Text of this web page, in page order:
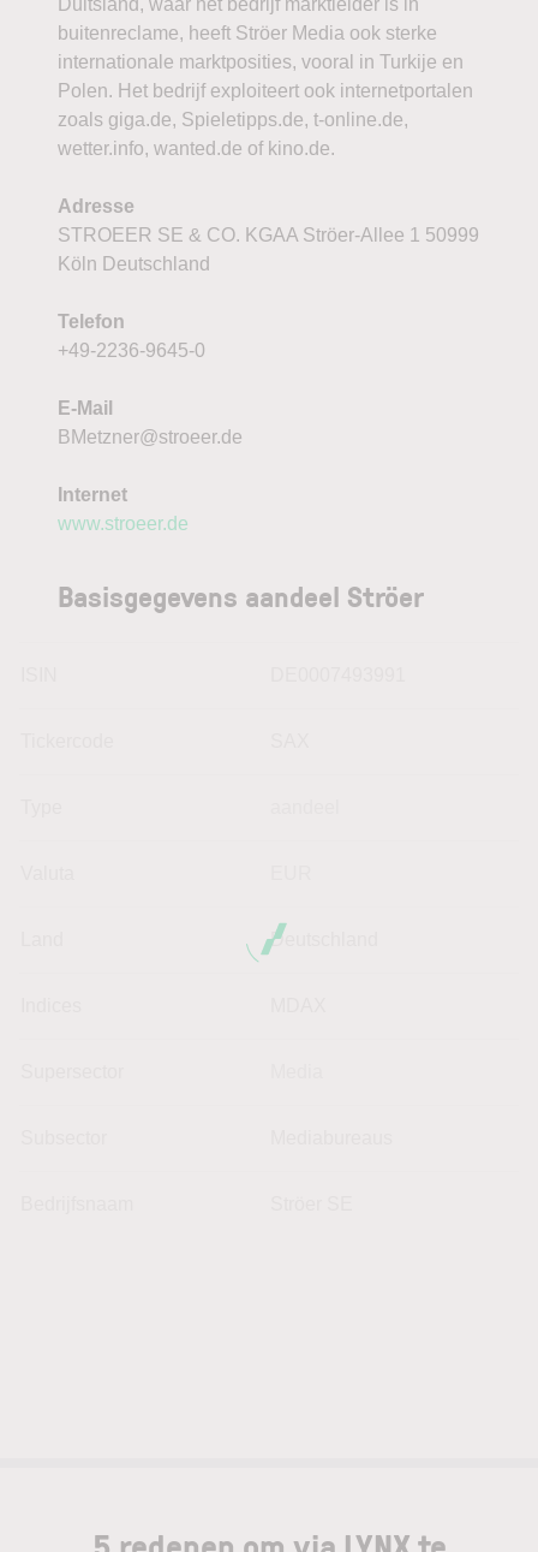
buitenreclame, heeft Ströer Media ook sterke
internationale marktposities, vooral in Turkije en
Polen. Het bedrijf exploiteert ook internetportalen
zoals giga.de, Spieletipps.de, t-online.de,
wetter.info, wanted.de of kino.de.
Adresse
STROEER SE & CO. KGAA Ströer-Allee 1 50999
Köln Deutschland
Telefon
+49-2236-9645-0
E-Mail
BMetzner@stroeer.de
Internet
www.stroeer.de
Basisgegevens aandeel Ströer
Deutschland